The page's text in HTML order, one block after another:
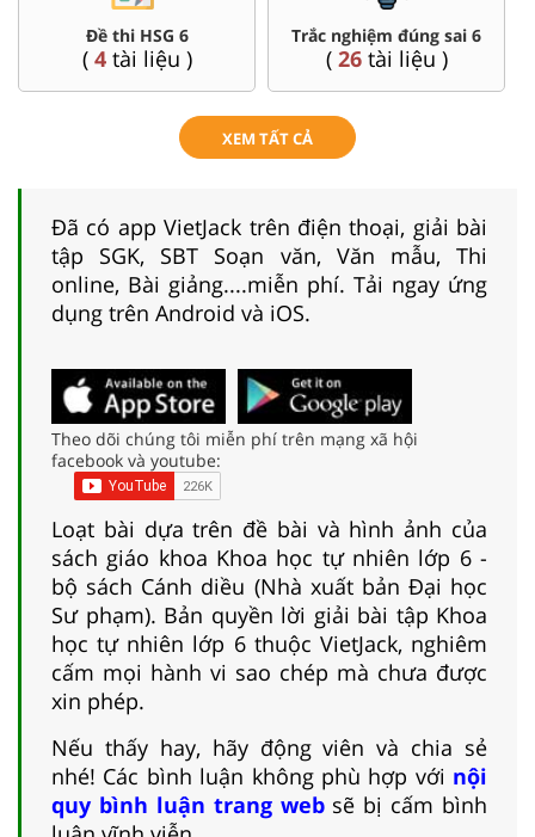
Đề thi HSG 6
( 4tài liệu )
Trắc nghiệm đúng sai 6
( 26tài liệu )
XEM TẤT CẢ
Đã có app VietJack trên điện thoại, giải bài
tập SGK, SBT Soạn văn, Văn mẫu, Thi
online, Bài giảng....miễn phí. Tải ngay ứng
dụng trên Android và iOS.
Theo dõi chúng tôi miễn phí trên mạng xã hội
facebook và youtube:
Loạt bài dựa trên đề bài và hình ảnh của
sách giáo khoa Khoa học tự nhiên lớp 6 -
bộ sách Cánh diều (Nhà xuất bản Đại học
Sư phạm). Bản quyền lời giải bài tập Khoa
học tự nhiên lớp 6 thuộc VietJack, nghiêm
cấm mọi hành vi sao chép mà chưa được
xin phép.
Nếu thấy hay, hãy động viên và chia sẻ
nhé! Các bình luận không phù hợp với nội
quy bình luận trang websẽ bị cấm bình